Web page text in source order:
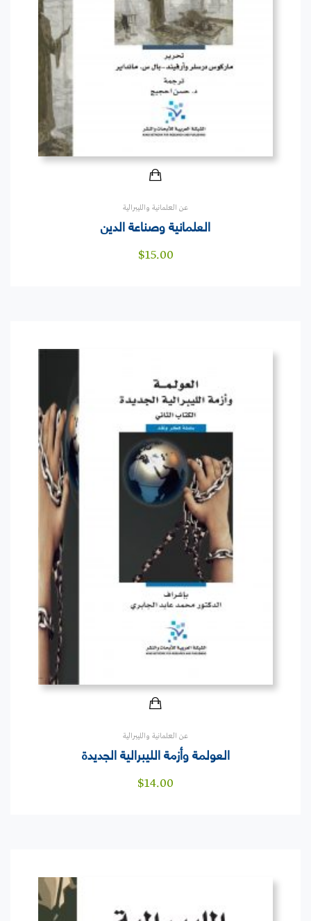
عن العلمانية والليبرالية
العلمانية وصناعة الدين
$15.00
عن العلمانية والليبرالية
العولمة وأزمة الليبرالية الجديدة
$14.00